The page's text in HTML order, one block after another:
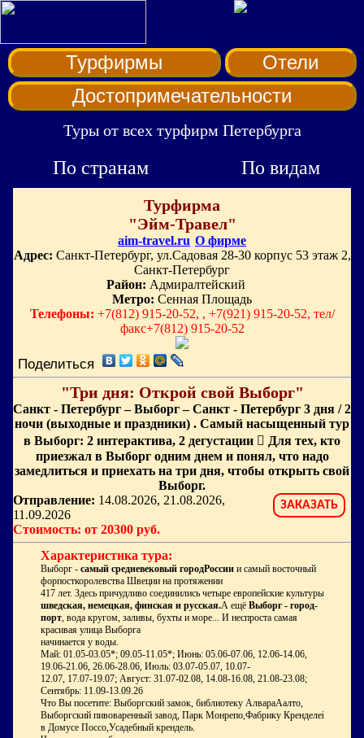
Турфирмы
Отели
Достопримечательности
Туры от всех турфирм Петербурга
По странам По видам
Турфирма
"Эйм-Травел"
aim-travel.ru О фирме
Адрес: Санкт-Петербург, ул.Садовая 28-30 корпус 53 этаж 2,
Санкт-Петербург
Район: Адмиралтейский
Метро: Сенная Площадь
Телефоны: +7(812) 915-20-52, , +7(921) 915-20-52, тел/
факс+7(812) 915-20-52
Поделиться
"Три дня: Открой свой Выборг"
Санкт - Петербург – Выборг – Санкт - Петербург 3 дня / 2
ночи (выходные и праздники) . Самый насыщенный тур
в Выборг: 2 интерактива, 2 дегустации  Для тех, кто
приезжал в Выборг одним днем и понял, что надо
замедлиться и приехать на три дня, чтобы открыть свой
Выборг.
ЗАКАЗАТЬ
Отправление: 14.08.2026, 21.08.2026,
11.09.2026
Стоимость: от 20300 руб.
Характеристика тура:
Выборг - самый средневековый городРоссии и самый восточный
форпосткоролевства Швеции на протяжении
417 лет. Здесь причудливо соединились четыре европейские культуры:
шведская, немецкая, финская и русская.А ещё Выборг - город-
порт, вода кругом, заливы, бухты и море... И неспроста самая
красивая улица Выборга
начинается у воды.
Май: 01.05-03.05*; 09.05-11.05*; Июнь: 05.06-07.06, 12.06-14.06,
19.06-21.06, 26.06-28.06, Июль: 03.07-05.07, 10.07-
12.07, 17.07-19.07; Август: 31.07-02.08, 14.08-16.08, 21.08-23.08;
Сентябрь: 11.09-13.09.26
Что Вы посетите: Выборгский замок, библиотеку АлвараАалто,
Выборгский пивоваренный завод, Парк Монрепо,Фабрику Кренделей
в Домусе Поссо,Усадебный крендель.